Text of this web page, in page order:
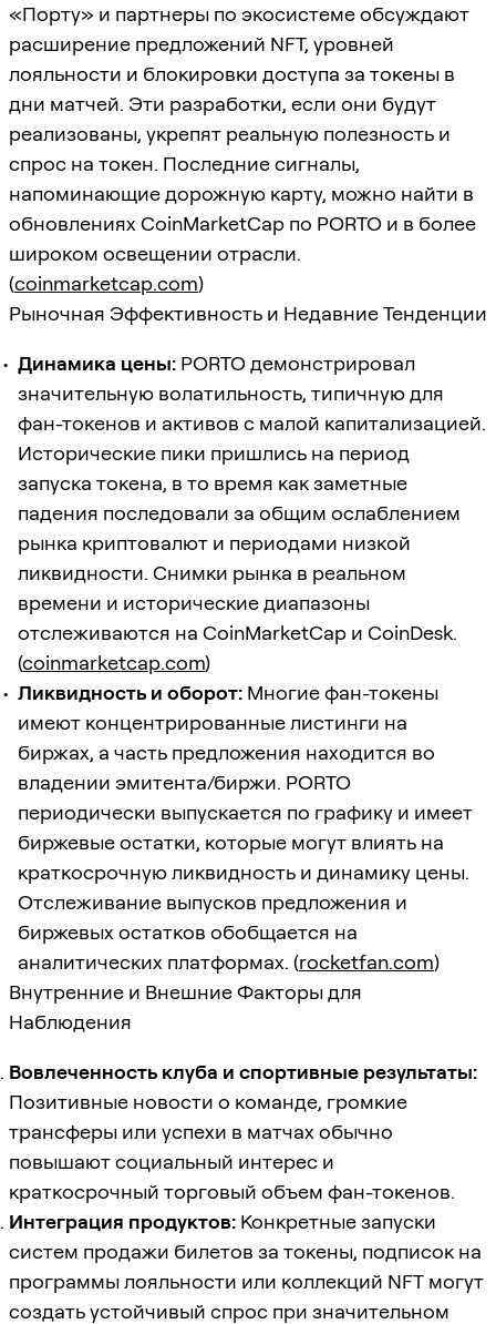
«Порту» и партнеры по экосистеме обсуждают
расширение предложений NFT, уровней
лояльности и блокировки доступа за токены в
дни матчей. Эти разработки, если они будут
реализованы, укрепят реальную полезность и
спрос на токен. Последние сигналы,
напоминающие дорожную карту, можно найти в
обновлениях CoinMarketCap по PORTO и в более
широком освещении отрасли.
(coinmarketcap.com)
Рыночная Эффективность и Недавние Тенденции
Динамика цены: PORTO демонстрировал
значительную волатильность, типичную для
фан-токенов и активов с малой капитализацией.
Исторические пики пришлись на период
запуска токена, в то время как заметные
падения последовали за общим ослаблением
рынка криптовалют и периодами низкой
ликвидности. Снимки рынка в реальном
времени и исторические диапазоны
отслеживаются на CoinMarketCap и CoinDesk.
(coinmarketcap.com)
Ликвидность и оборот: Многие фан-токены
имеют концентрированные листинги на
биржах, а часть предложения находится во
владении эмитента/биржи. PORTO
периодически выпускается по графику и имеет
биржевые остатки, которые могут влиять на
краткосрочную ликвидность и динамику цены.
Отслеживание выпусков предложения и
биржевых остатков обобщается на
аналитических платформах. (rocketfan.com)
Внутренние и Внешние Факторы для
Наблюдения
Вовлеченность клуба и спортивные результаты:
Позитивные новости о команде, громкие
трансферы или успехи в матчах обычно
повышают социальный интерес и
краткосрочный торговый объем фан-токенов.
Интеграция продуктов: Конкретные запуски
систем продажи билетов за токены, подписок на
программы лояльности или коллекций NFT могут
создать устойчивый спрос при значительном